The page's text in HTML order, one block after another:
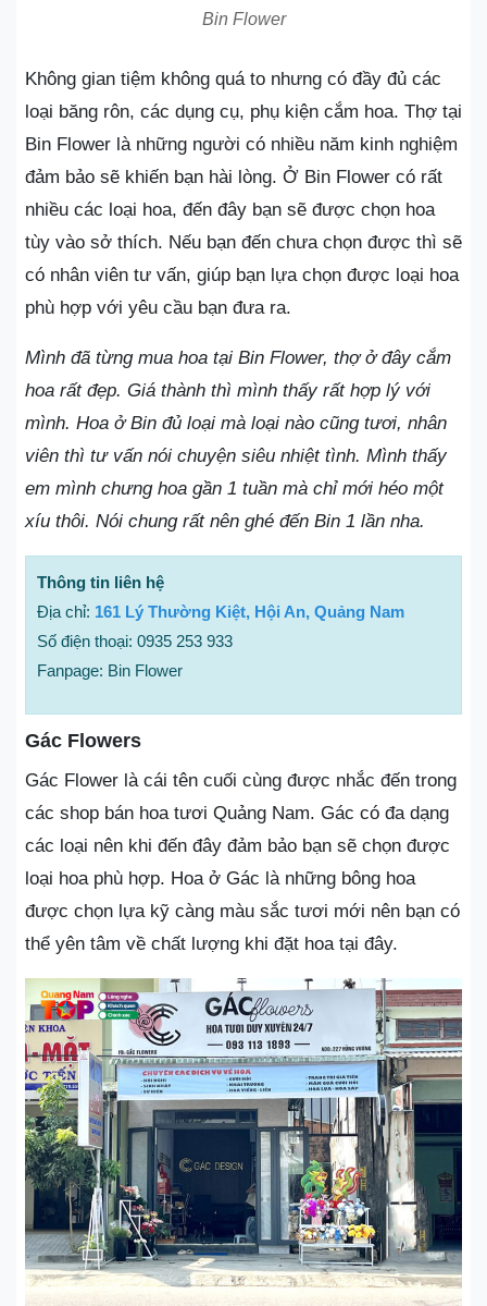
Bin Flower
Không gian tiệm không quá to nhưng có đầy đủ các
loại băng rôn, các dụng cụ, phụ kiện cắm hoa. Thợ tại
Bin Flower là những người có nhiều năm kinh nghiệm
đảm bảo sẽ khiến bạn hài lòng. Ở Bin Flower có rất
nhiều các loại hoa, đến đây bạn sẽ được chọn hoa
tùy vào sở thích. Nếu bạn đến chưa chọn được thì sẽ
có nhân viên tư vấn, giúp bạn lựa chọn được loại hoa
phù hợp với yêu cầu bạn đưa ra.
Mình đã từng mua hoa tại Bin Flower, thợ ở đây cắm
hoa rất đẹp. Giá thành thì mình thấy rất hợp lý với
mình. Hoa ở Bin đủ loại mà loại nào cũng tươi, nhân
viên thì tư vấn nói chuyện siêu nhiệt tình. Mình thấy
em mình chưng hoa gần 1 tuần mà chỉ mới héo một
xíu thôi. Nói chung rất nên ghé đến Bin 1 lần nha.
Thông tin liên hệ
Địa chỉ: 161 Lý Thường Kiệt, Hội An, Quảng Nam
Số điện thoại: 0935 253 933
Fanpage: Bin Flower
Gác Flowers
Gác Flower là cái tên cuối cùng được nhắc đến trong
các shop bán hoa tươi Quảng Nam. Gác có đa dạng
các loại nên khi đến đây đảm bảo bạn sẽ chọn được
loại hoa phù hợp. Hoa ở Gác là những bông hoa
được chọn lựa kỹ càng màu sắc tươi mới nên bạn có
thể yên tâm về chất lượng khi đặt hoa tại đây.